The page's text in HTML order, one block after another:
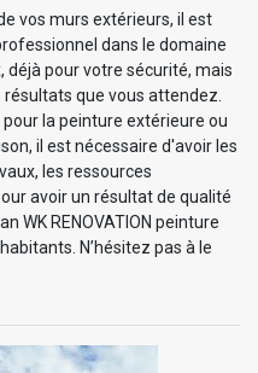
vos murs extérieurs, il est
dans le domaine
déjà pour votre sécurité, mais
que vous attendez.
la peinture extérieure ou
il est nécessaire d'avoir les
les ressources
avoir un résultat de qualité
WK RENOVATION peinture
N’hésitez pas à le